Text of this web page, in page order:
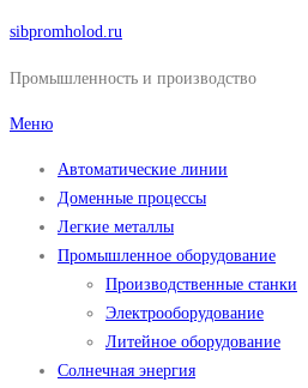
Перейти
содержимому
sibpromholod.ru
Промышленность и производство
Меню
Автоматические линии
Доменные процессы
Легкие металлы
Промышленное оборудование
Производственные станки
Электрооборудование
Литейное оборудование
Солнечная энергия